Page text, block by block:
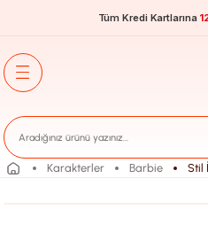
Tüm Kredi Kartlarına
Karakterler Barbie Stil